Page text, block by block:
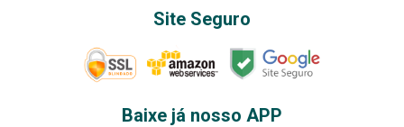
Site Seguro
Baixe já nosso APP